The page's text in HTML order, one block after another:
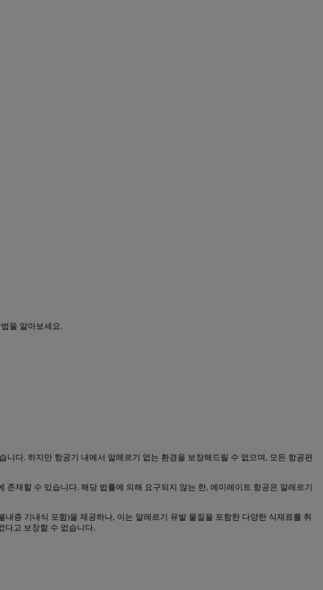
을 알아보세요.
다. 하지만 항공기 내에서 알레르기 없는 환경을 보장해드릴 수 없으며, 모든 항공편
재할 수 있습니다. 해당 법률에 의해 요구되지 않는 한, 에미레이트 항공은 알레르기
증 기내식 포함)을 제공하나, 이는 알레르기 유발 물질을 포함한 다양한 식재료를 취
다고 보장할 수 없습니다.